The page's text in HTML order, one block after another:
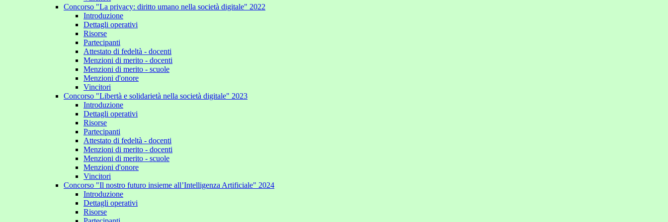
Concorso "La privacy: diritto umano nella società digitale" 2022
Introduzione
Dettagli operativi
Risorse
Partecipanti
Attestato di fedeltà - docenti
Menzioni di merito - docenti
Menzioni di merito - scuole
Menzioni d'onore
Vincitori
Concorso "Libertà e solidarietà nella società digitale" 2023
Introduzione
Dettagli operativi
Risorse
Partecipanti
Attestato di fedeltà - docenti
Menzioni di merito - docenti
Menzioni di merito - scuole
Menzioni d'onore
Vincitori
Concorso "Il nostro futuro insieme all’Intelligenza Artificiale" 2024
Introduzione
Dettagli operativi
Risorse